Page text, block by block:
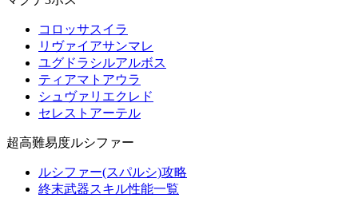
コロッサスイラ
リヴァイアサンマレ
ユグドラシルアルボス
ティアマトアウラ
シュヴァリエクレド
セレストアーテル
超高難易度ルシファー
ルシファー(スパルシ)攻略
終末武器スキル性能一覧